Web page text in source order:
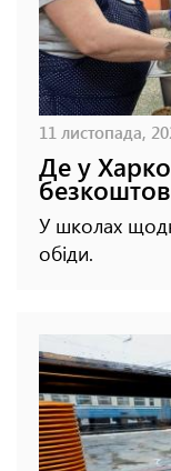
11 листопада,
Де у
У школах
обіди.